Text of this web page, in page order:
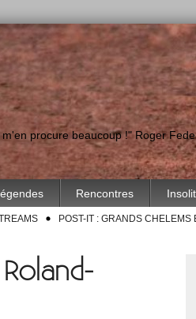
procure beaucoup !" Roger
Rencontres
POST-IT : GRANDS CHELEMS